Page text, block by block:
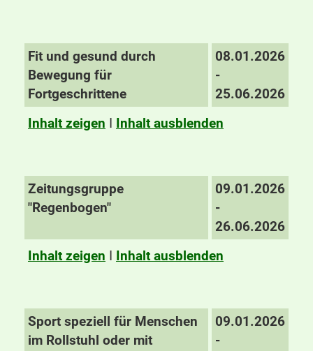
Fit und gesund durch
Bewegung für
Fortgeschrittene
08.01.2026
-
25.06.2026
Inhalt zeigen I Inhalt ausblenden
Zeitungsgruppe
"Regenbogen"
09.01.2026
-
26.06.2026
Inhalt zeigen I Inhalt ausblenden
Sport speziell für Menschen
im Rollstuhl oder mit
09.01.2026
-